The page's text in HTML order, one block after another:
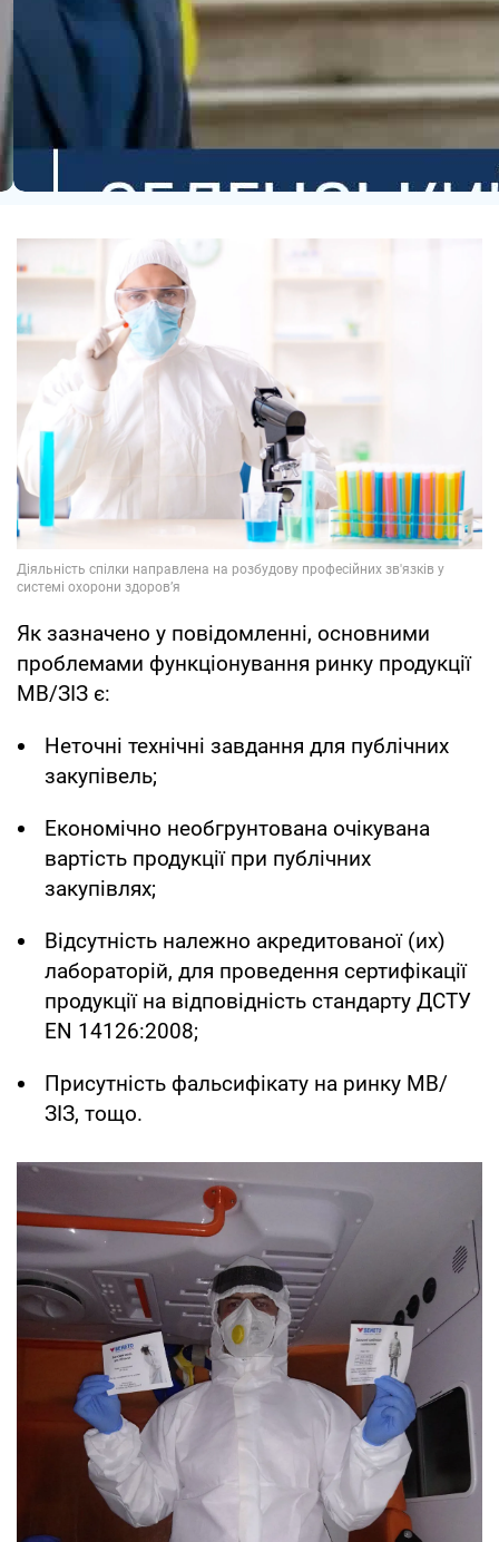
Як зазначено у повідомленні, основними
проблемами функціонування ринку продукції
МВ/ЗІЗ є:
Неточні технічні завдання для публічних
закупівель;
Економічно необгрунтована очікувана
вартість продукції при публічних
закупівлях;
Відсутність належно акредитованої (их)
лабораторій, для проведення сертифікації
продукції на відповідність стандарту ДСТУ
EN 14126:2008;
Присутність фальсифікату на ринку МВ/
ЗІЗ, тощо.